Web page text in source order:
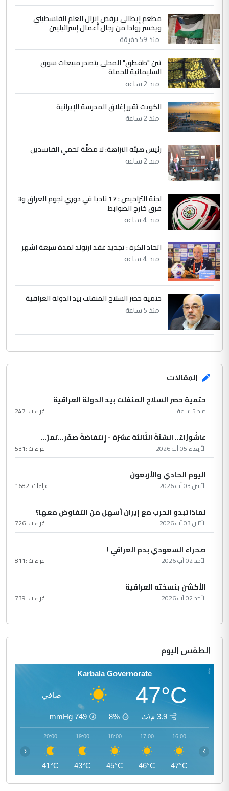
سردار
التعليق : واحد من عصابة علي ماما يسقط
جنسية الرافد الثالث للعراق ومن اصول عريقة
ابا فرات ...
الموضوع :
الجواهري يرد على صدام حسين سل
مضجعيك يابن الزنا (نص كامل)
حيدر عاشور
التعليق : تحياتي لك استاذ حامدتركان. كلام
دقيق ومسؤول؛ فالاستثمار الحقيقي للإنسان
وثروات البلد يعتمد على الكفاءة ...
الموضوع :
بين الإهمال واغتصاب الأرض.. بلاد
الرافدين تعاني الجفاف والتصحر!!
مطعم إيطالي يرفض إنزال العلم الفلسطيني
ويخسر روادا من رجال أعمال إسرائيليين
منذ 59 دقيقة
تين "طقطق" المحلي يتصدر مبيعات سوق
السليمانية للجملة
منذ 2 ساعة
الكويت تقرر إغلاق المدرسة الإيرانية
منذ 2 ساعة
رئيس هيئة النزاهة: لا مظلَّة تحمي الفاسدين
منذ 2 ساعة
لجنة التراخيص : 17 ناديا في دوري نجوم العراق و3
فرق خارج الضوابط
منذ 4 ساعة
اتحاد الكرة : تجديد عقد ارنولد لمدة سبعة اشهر
منذ 4 ساعة
حتمية حصر السلاح المنفلت بيد الدولة العراقية
منذ 5 ساعة
المقالات
حتمية حصر السلاح المنفلت بيد الدولة العراقية
منذ 5 ساعة قراءات :247
عاشُورْاءُ.. السّنَةُ الثّالثةَ عشَرَة - إِنتفاضةُ صفَر…تمرّ...
الأربعاء 05 آب 2026 قراءات :531
اليوم الحادي والأربعون
الأثنين 03 آب 2026 قراءات :1682
لماذا تبدو الحرب مع إيران أسهل من التفاوض معها؟
الأثنين 03 آب 2026 قراءات :726
صحراء السعودي بدم العراقي !
الأحد 02 آب 2026 قراءات :811
الأكشن بنسخته العراقية
الأحد 02 آب 2026 قراءات :739
الطقس اليوم
Karbala Governorate
47°C صافي
3.9 م\ث 8%
749
mmHg
16:00
47°C
17:00
46°C
18:00
45°C
19:00
43°C
20:00
41°C
‹ ›